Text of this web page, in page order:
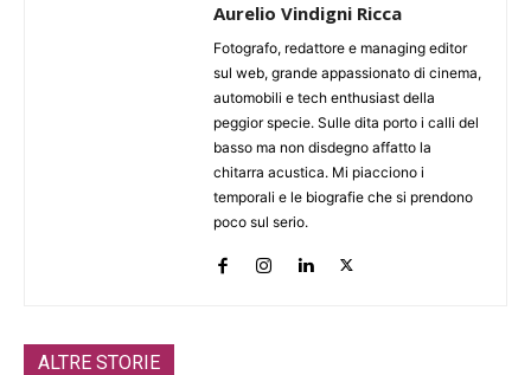
Aurelio Vindigni Ricca
Fotografo, redattore e managing editor
sul web, grande appassionato di cinema,
automobili e tech enthusiast della
peggior specie. Sulle dita porto i calli del
basso ma non disdegno affatto la
chitarra acustica. Mi piacciono i
temporali e le biografie che si prendono
poco sul serio.
ALTRE STORIE